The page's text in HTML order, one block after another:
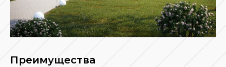
Преимущества